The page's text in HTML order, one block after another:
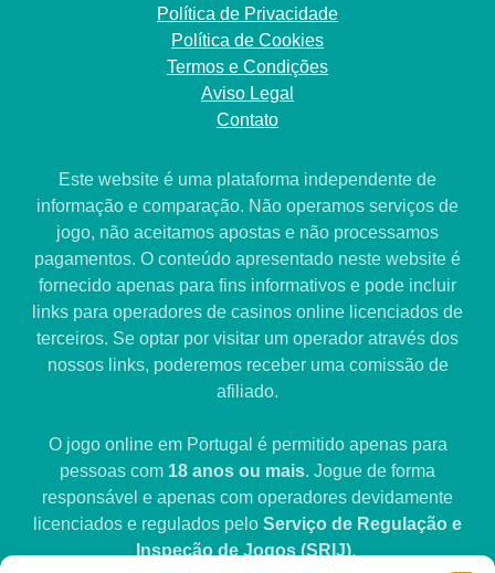
Política de Privacidade
Política de Cookies
Termos e Condições
Aviso Legal
Contato
Este website é uma plataforma independente de
informação e comparação. Não operamos serviços de
jogo, não aceitamos apostas e não processamos
pagamentos. O conteúdo apresentado neste website é
fornecido apenas para fins informativos e pode incluir
links para operadores de casinos online licenciados de
terceiros. Se optar por visitar um operador através dos
nossos links, poderemos receber uma comissão de
afiliado.
O jogo online em Portugal é permitido apenas para
pessoas com 18 anos ou mais. Jogue de forma
responsável e apenas com operadores devidamente
licenciados e regulados pelo Serviço de Regulação e
Inspeção de Jogos (SRIJ).